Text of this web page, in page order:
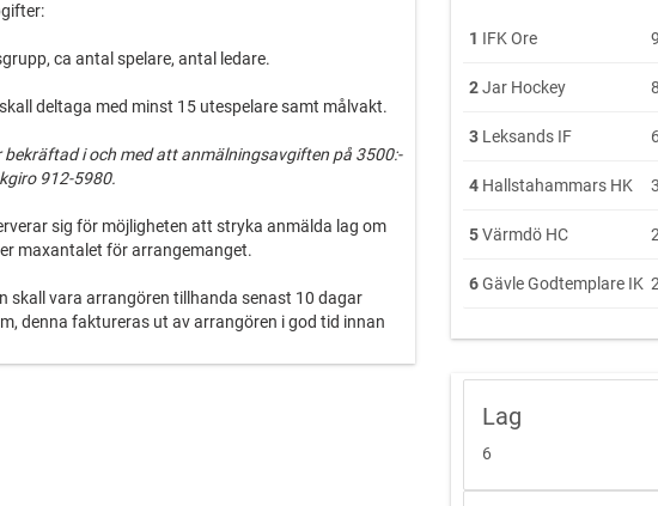
ca antal spelare, antal ledare.
deltaga med minst 15 utespelare samt målvakt.
bekräftad i och med att anmälningsavgiften på 3500:-
912-5980.
sig för möjligheten att stryka anmälda lag om
maxantalet för arrangemanget.
skall vara arrangören tillhanda senast 10 dagar
denna faktureras ut av arrangören i god tid innan
1 IFK Ore
2Jar Hockey
3 Leksands IF
4 Hallstahammars HK
5Värmdö HC
6Gävle Godtemplare IK
Lag
6